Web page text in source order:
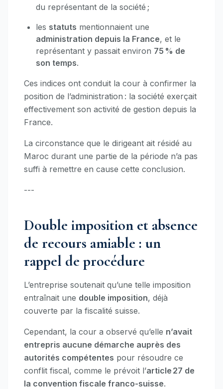
du représentant de la société ;
les statuts mentionnaient une
administration depuis la France, et le
représentant y passait environ 75 % de
son temps.
Ces indices ont conduit la cour à confirmer la
position de l’administration : la société exerçait
effectivement son activité de gestion depuis la
France.
La circonstance que le dirigeant ait résidé au
Maroc durant une partie de la période n’a pas
suffi à remettre en cause cette conclusion.
---
Double imposition et absence
de recours amiable : un
rappel de procédure
L’entreprise soutenait qu’une telle imposition
entraînait une double imposition, déjà
couverte par la fiscalité suisse.
Cependant, la cour a observé qu’elle n’avait
entrepris aucune démarche auprès des
autorités compétentes pour résoudre ce
conflit fiscal, comme le prévoit l’article 27 de
la convention fiscale franco-suisse.